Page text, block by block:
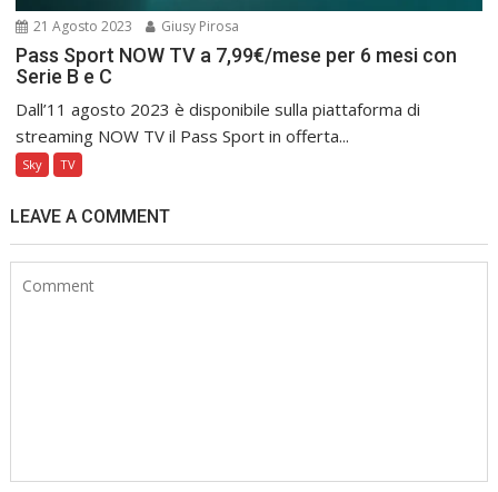
21 Agosto 2023 Giusy Pirosa
Pass Sport NOW TV a 7,99€/mese per 6 mesi con
Serie B e C
Dall’11 agosto 2023 è disponibile sulla piattaforma di
streaming NOW TV il Pass Sport in offerta...
Sky TV
LEAVE A COMMENT